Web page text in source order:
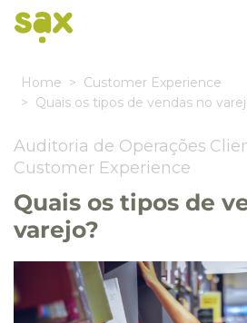
Home
Customer Experience
Quais os tipos de vendas no
Auditoria de Operações
Customer Experience
Quais os tipos de
varejo?